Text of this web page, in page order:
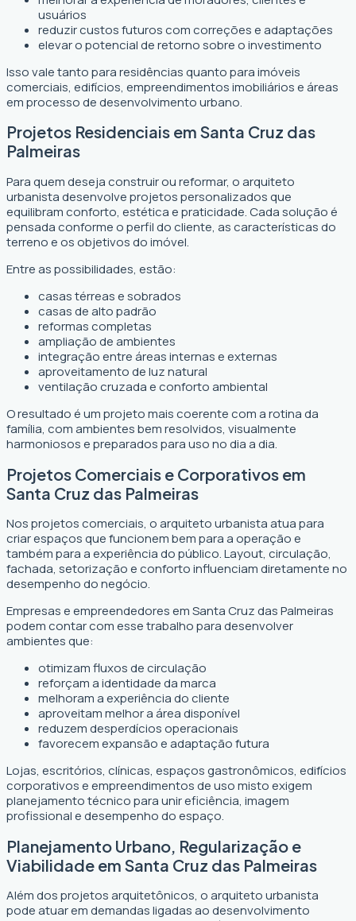
usuários
reduzir custos futuros com correções e adaptações
elevar o potencial de retorno sobre o investimento
Isso vale tanto para residências quanto para imóveis
comerciais, edifícios, empreendimentos imobiliários e áreas
em processo de desenvolvimento urbano.
Projetos Residenciais em Santa Cruz das
Palmeiras
Para quem deseja construir ou reformar, o arquiteto
urbanista desenvolve projetos personalizados que
equilibram conforto, estética e praticidade. Cada solução é
pensada conforme o perfil do cliente, as características do
terreno e os objetivos do imóvel.
Entre as possibilidades, estão:
casas térreas e sobrados
casas de alto padrão
reformas completas
ampliação de ambientes
integração entre áreas internas e externas
aproveitamento de luz natural
ventilação cruzada e conforto ambiental
O resultado é um projeto mais coerente com a rotina da
família, com ambientes bem resolvidos, visualmente
harmoniosos e preparados para uso no dia a dia.
Projetos Comerciais e Corporativos em
Santa Cruz das Palmeiras
Nos projetos comerciais, o arquiteto urbanista atua para
criar espaços que funcionem bem para a operação e
também para a experiência do público. Layout, circulação,
fachada, setorização e conforto influenciam diretamente no
desempenho do negócio.
Empresas e empreendedores em Santa Cruz das Palmeiras
podem contar com esse trabalho para desenvolver
ambientes que:
otimizam fluxos de circulação
reforçam a identidade da marca
melhoram a experiência do cliente
aproveitam melhor a área disponível
reduzem desperdícios operacionais
favorecem expansão e adaptação futura
Lojas, escritórios, clínicas, espaços gastronômicos, edifícios
corporativos e empreendimentos de uso misto exigem
planejamento técnico para unir eficiência, imagem
profissional e desempenho do espaço.
Planejamento Urbano, Regularização e
Viabilidade em Santa Cruz das Palmeiras
Além dos projetos arquitetônicos, o arquiteto urbanista
pode atuar em demandas ligadas ao desenvolvimento